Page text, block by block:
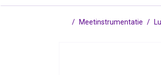
Startpagina
Meetinstrumentatie